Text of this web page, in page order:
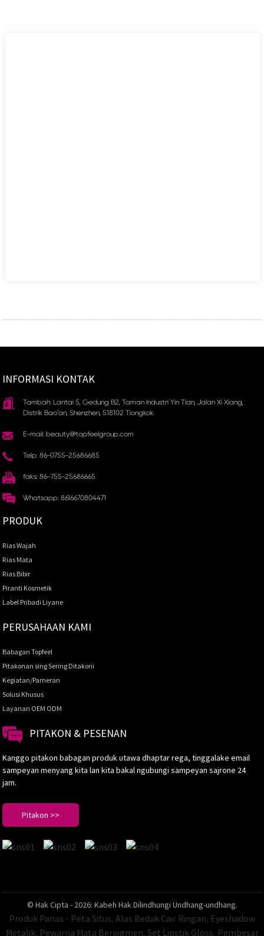
INFORMASI KONTAK
Tambah: Lantai 5, Gedung B2, Taman Industri Yin Tian, ​​Jalan Xi Xiang,
Distrik Bao'an, Shenzhen, 518102 Tiongkok
E-mail: beauty@topfeelgroup.com
Telp: 86-0755-25686685
faks: 86-755-25686665
Whatsapp: 8616670804471
PRODUK
Rias Wajah
Rias Mata
Rias Bibir
Piranti Kosmetik
Label Pribadi Liyane
PERUSAHAAN KAMI
Babagan Topfeel
Pitakonan sing Sering Ditakoni
Kegiatan/Pameran
Solusi Khusus
Layanan OEM ODM
PITAKON & PESENAN
Kanggo pitakon babagan produk utawa dhaptar rega, tinggalake email
sampeyan menyang kita lan kita bakal ngubungi sampeyan sajrone 24
jam.
Pitakon >>
© Hak Cipta - 2026: Kabeh Hak Dilindhungi Undhang-undhang.
Produk Panas - Peta Situs, Alas Bedak Cair Ringan, Eyeshadow
Metalik, Pewarna Mata Berpigmen, Set Lipstik Gloss, Pembesar